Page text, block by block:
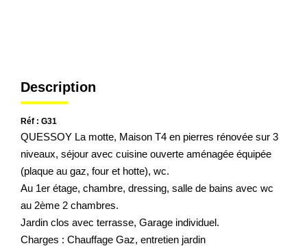
Description
Réf : G31
QUESSOY La motte, Maison T4 en pierres rénovée sur 3
niveaux, séjour avec cuisine ouverte aménagée équipée
(plaque au gaz, four et hotte), wc.
Au 1er étage, chambre, dressing, salle de bains avec wc
au 2ème 2 chambres.
Jardin clos avec terrasse, Garage individuel.
Charges : Chauffage Gaz, entretien jardin